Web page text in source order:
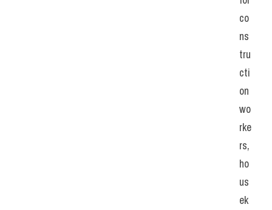
co
ns
tru
cti
on
wo
rke
rs,
ho
us
ek